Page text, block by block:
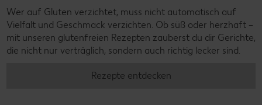
Wer auf Gluten verzichtet, muss nicht automatisch auf
Vielfalt und Geschmack verzichten. Ob süß oder herzhaft –
mit unseren glutenfreien Rezepten zauberst du dir Gerichte,
die nicht nur verträglich, sondern auch richtig lecker sind.
Rezepte entdecken